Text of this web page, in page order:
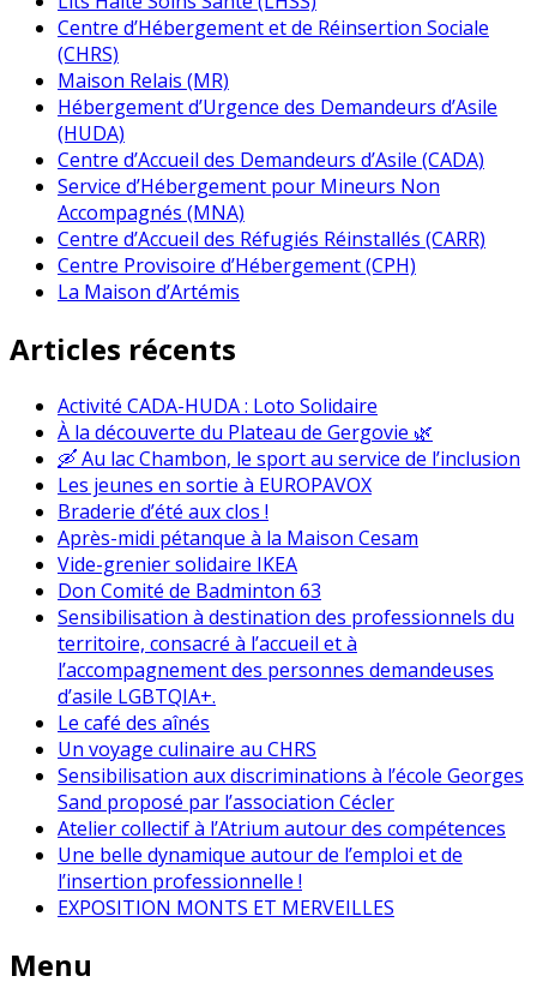
Centre d’Hébergement et de Réinsertion Sociale
(CHRS)
Maison Relais (MR)
Hébergement d’Urgence des Demandeurs d’Asile
(HUDA)
Centre d’Accueil des Demandeurs d’Asile (CADA)
Service d’Hébergement pour Mineurs Non
Accompagnés (MNA)
Centre d’Accueil des Réfugiés Réinstallés (CARR)
Centre Provisoire d’Hébergement (CPH)
La Maison d’Artémis
Articles récents
Activité CADA-HUDA : Loto Solidaire
À la découverte du Plateau de Gergovie 🌿
🛶 Au lac Chambon, le sport au service de l’inclusion
Les jeunes en sortie à EUROPAVOX
Braderie d’été aux clos !
Après-midi pétanque à la Maison Cesam
Vide-grenier solidaire IKEA
Don Comité de Badminton 63
Sensibilisation à destination des professionnels du
territoire, consacré à l’accueil et à
l’accompagnement des personnes demandeuses
d’asile LGBTQIA+.
Le café des aînés
Un voyage culinaire au CHRS
Sensibilisation aux discriminations à l’école Georges
Sand proposé par l’association Cécler
Atelier collectif à l’Atrium autour des compétences
Une belle dynamique autour de l’emploi et de
l’insertion professionnelle !
EXPOSITION MONTS ET MERVEILLES
Menu